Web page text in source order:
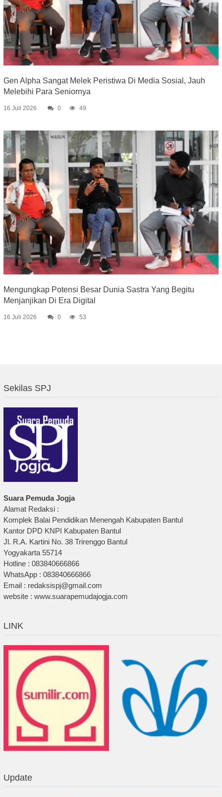
Gen Alpha Sangat Melek Peristiwa Di Media Sosial, Jauh
Melebihi Para Seniornya
16 Juli 2026 0 49
Mengungkap Potensi Besar Dunia Sastra Yang Begitu
Menjanjikan Di Era Digital
16 Juli 2026 0 53
Sekilas SPJ
Suara Pemuda Jogja
Alamat Redaksi :
Komplek Balai Pendidikan Menengah Kabupaten Bantul
Kantor DPD KNPI Kabupaten Bantul
Jl. R.A. Kartini No. 38 Trirenggo Bantul
Yogyakarta 55714
Hotline : 083840666866
WhatsApp : 083840666866
Email : redaksispj@gmail.com
website : www.suarapemudajogja.com
LINK
Update